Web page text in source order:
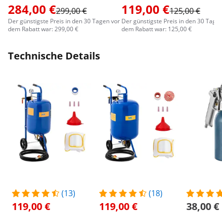
284,00 €299,00 €
Der günstigste Preis in den 30 Tagen vor
dem Rabatt war: 299,00 €
119,00 €125,00 €
Der günstigste Preis in den 30
dem Rabatt war: 125,00 €
Technische Details
(13)
119,00 €
(18)
119,00 € 38,00 €